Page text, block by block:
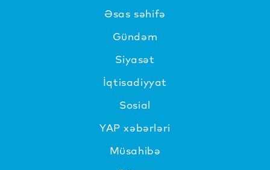
Əsas səhifə
Gündəm
Siyasət
İqtisadiyyat
Sosial
YAP xəbərləri
Müsahibə